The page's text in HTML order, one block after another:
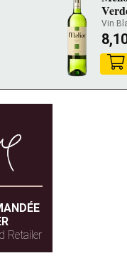
Vin
Retailer